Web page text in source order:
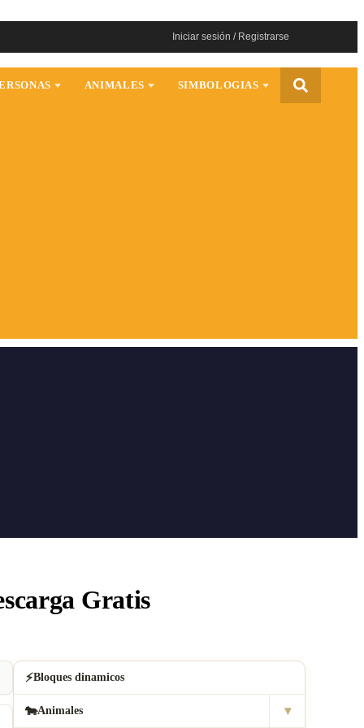
Iniciar sesión / Registrarse
ANIMALES SIMBOLOGIAS
Gratis
⚡Bloques dinamicos
🐄Animales ▾